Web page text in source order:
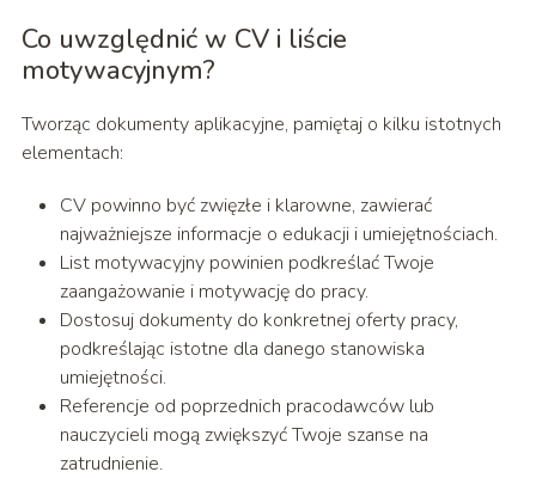
Co uwzględnić w CV i liście
motywacyjnym?
Tworząc dokumenty aplikacyjne, pamiętaj o kilku istotnych
elementach:
CV powinno być zwięzłe i klarowne, zawierać
najważniejsze informacje o edukacji i umiejętnościach.
List motywacyjny powinien podkreślać Twoje
zaangażowanie i motywację do pracy.
Dostosuj dokumenty do konkretnej oferty pracy,
podkreślając istotne dla danego stanowiska
umiejętności.
Referencje od poprzednich pracodawców lub
nauczycieli mogą zwiększyć Twoje szanse na
zatrudnienie.